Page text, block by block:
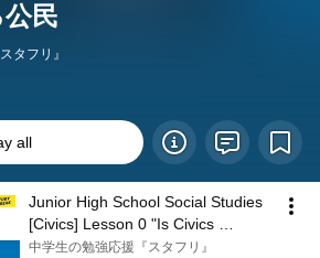
民
タフリ』
all
Junior High School Social Studies
[Civics] Lesson 0 "Is Civics
Necessary?" Civics by Professor
中学生の勉強応援『スタフリ』